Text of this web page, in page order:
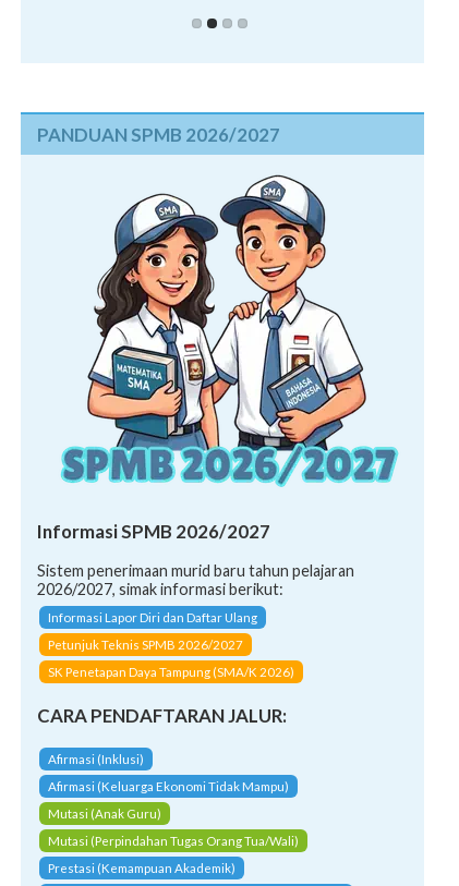
PANDUAN SPMB 2026/2027
Informasi SPMB 2026/2027
Sistem penerimaan murid baru tahun pelajaran
2026/2027, simak informasi berikut:
Informasi Lapor Diri dan Daftar Ulang
Petunjuk Teknis SPMB 2026/2027
SK Penetapan Daya Tampung (SMA/K 2026)
CARA PENDAFTARAN JALUR:
Afirmasi (Inklusi)
Afirmasi (Keluarga Ekonomi Tidak Mampu)
Mutasi (Anak Guru)
Mutasi (Perpindahan Tugas Orang Tua/Wali)
Prestasi (Kemampuan Akademik)